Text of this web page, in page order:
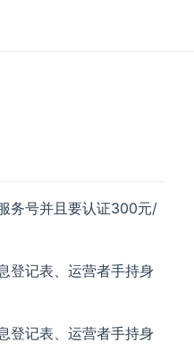
务号并且要认证300元/
登记表、运营者手持身
登记表、运营者手持身